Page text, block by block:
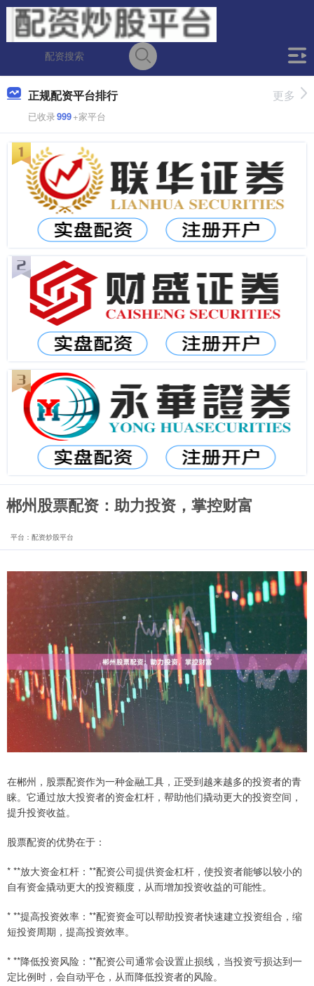
正规配资平台排行
已收录999+家平台
更多
郴州股票配资：助力投资，掌控财富
平台：配资炒股平台
在郴州，股票配资作为一种金融工具，正受到越来越多的投资者的青
睐。它通过放大投资者的资金杠杆，帮助他们撬动更大的投资空间，
提升投资收益。
股票配资的优势在于：
* **放大资金杠杆：**配资公司提供资金杠杆，使投资者能够以较小的
自有资金撬动更大的投资额度，从而增加投资收益的可能性。
* **提高投资效率：**配资资金可以帮助投资者快速建立投资组合，缩
短投资周期，提高投资效率。
* **降低投资风险：**配资公司通常会设置止损线，当投资亏损达到一
定比例时，会自动平仓，从而降低投资者的风险。